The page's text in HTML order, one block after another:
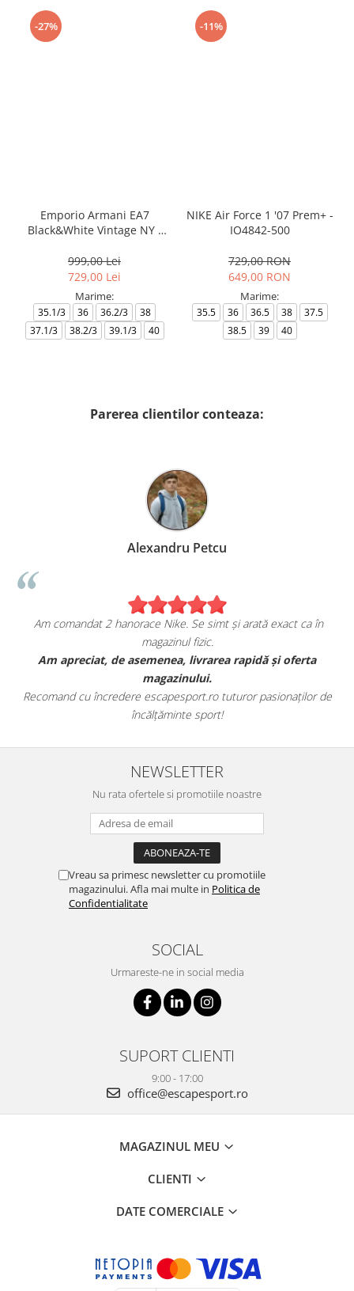
-27%
Emporio Armani EA7
Black&White Vintage NY -
999,00 Lei
729,00 Lei
Marime:
35.1/3 36 36.2/3
38
37.1/3
38.2/3 39.1/3 40
-11%
NIKE Air Force 1 '07 Prem+ -
IO4842-500
729,00 RON
649,00 RON
Marime:
35.5 36 36.5 38
37.5
38.5
39 40
Parerea clientilor conteaza:
Alexandru Petcu
Am comandat 2 hanorace Nike. Se simt și arată exact ca în
magazinul fizic.
Am apreciat, de asemenea, livrarea rapidă și oferta
magazinului.
Recomand cu încredere escapesport.ro tuturor pasionaților de
încălțăminte sport!
NEWSLETTER
Nu rata ofertele si promotiile noastre
Vreau sa primesc newsletter cu promotiile
magazinului. Afla mai multe in Politica de
Confidentialitate
SOCIAL
Urmareste-ne in social media
SUPORT CLIENTI
9:00 - 17:00
office@escapesport.ro
MAGAZINUL MEU
CLIENTI
DATE COMERCIALE